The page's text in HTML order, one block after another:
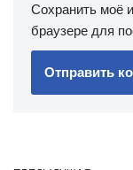
Сохранить моё
браузере для